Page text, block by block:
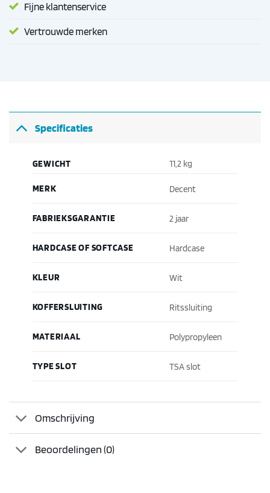
Fijne klantenservice
Vertrouwde merken
Specificaties
GEWICHT 11,2 kg
MERK Decent
FABRIEKSGARANTIE 2 jaar
HARDCASE OF SOFTCASE Hardcase
KLEUR Wit
KOFFERSLUITING Ritssluiting
MATERIAAL Polypropyleen
TYPE SLOT TSA slot
Omschrijving
Beoordelingen (0)